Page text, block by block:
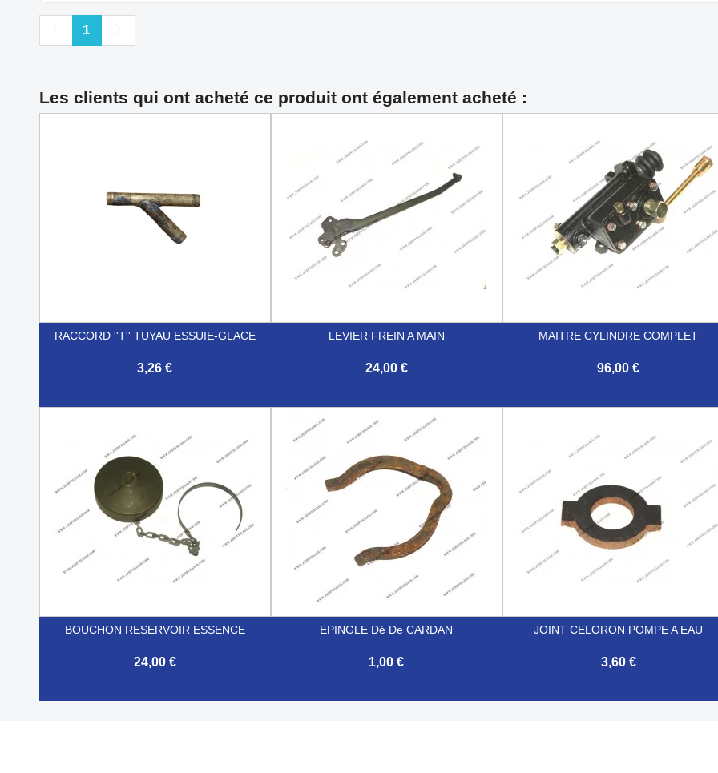
Précédent
1
Les clients qui ont acheté ce produit ont également acheté :
RACCORD ''T'' TUYAU ESSUIE-GLACE
3,26 €
LEVIER FREIN A MAIN
24,00 €
Aperçu rapide
MAITRE CYLINDRE COMPLET
96,00 €
BOUCHON RESERVOIR ESSENCE
24,00 €
EPINGLE Dé De CARDAN
1,00 €
JOINT CELORON POMPE A EAU
3,60 €